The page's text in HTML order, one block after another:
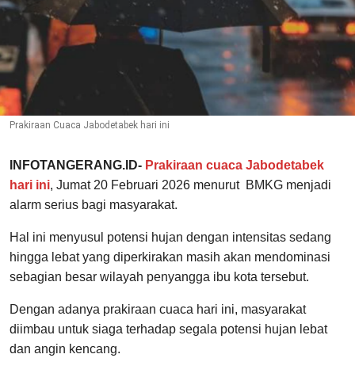
Prakiraan Cuaca Jabodetabek hari ini
INFOTANGERANG.ID- Prakiraan cuaca Jabodetabek
hari ini, Jumat 20 Februari 2026 menurut BMKG menjadi
alarm serius bagi masyarakat.
Hal ini menyusul potensi hujan dengan intensitas sedang
hingga lebat yang diperkirakan masih akan mendominasi
sebagian besar wilayah penyangga ibu kota tersebut.
Dengan adanya prakiraan cuaca hari ini, masyarakat
diimbau untuk siaga terhadap segala potensi hujan lebat
dan angin kencang.